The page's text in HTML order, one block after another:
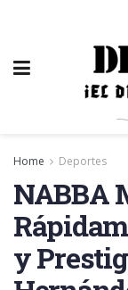
Home Deportes
NABBA
y